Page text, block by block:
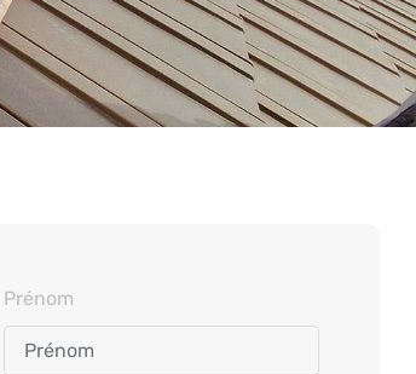
Prénom